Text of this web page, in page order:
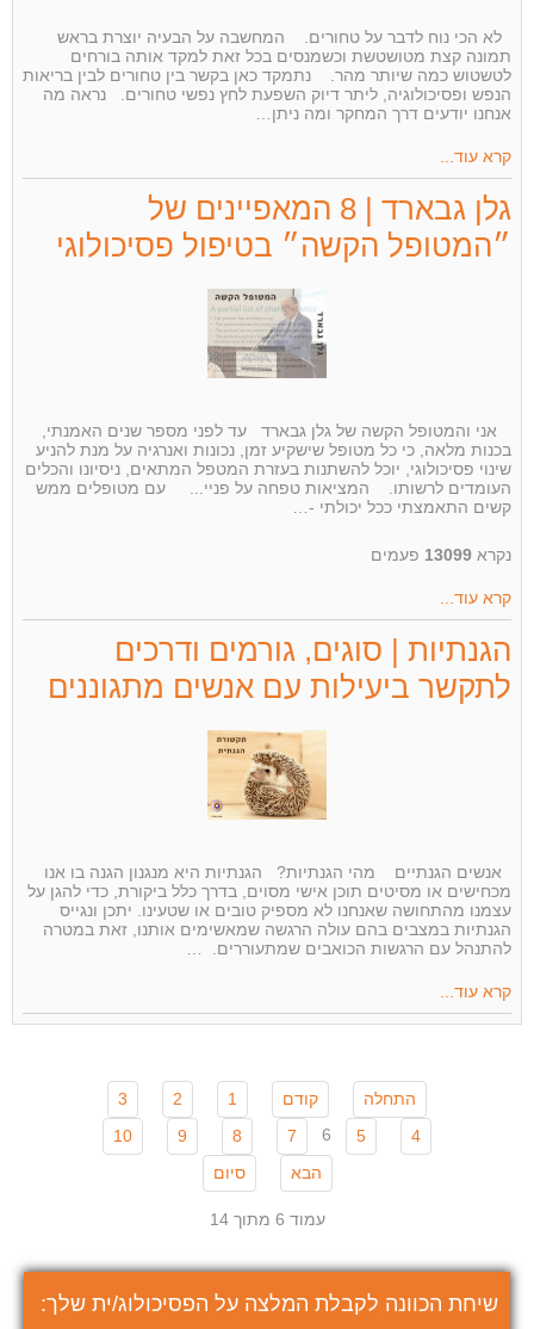
לא הכי נוח לדבר על טחורים. המחשבה על הבעיה יוצרת בראש
תמונה קצת מטושטשת וכשמנסים בכל זאת למקד אותה בורחים
לטשטוש כמה שיותר מהר. נתמקד כאן בקשר בין טחורים לבין בריאות
הנפש ופסיכולוגיה, ליתר דיוק השפעת לחץ נפשי טחורים. נראה מה
אנחנו יודעים דרך המחקר ומה ניתן…
קרא עוד...
גלן גבארד | 8 המאפיינים של
״המטופל הקשה״ בטיפול פסיכולוגי
אני והמטופל הקשה של גלן גבארד עד לפני מספר שנים האמנתי,
בכנות מלאה, כי כל מטופל שישקיע זמן, נכונות ואנרגיה על מנת להניע
שינוי פסיכולוגי, יוכל להשתנות בעזרת המטפל המתאים, ניסיונו והכלים
העומדים לרשותו. המציאות טפחה על פניי... עם מטופלים ממש
קשים התאמצתי ככל יכולתי -…
נקרא 13099 פעמים
קרא עוד...
הגנתיות | סוגים, גורמים ודרכים
לתקשר ביעילות עם אנשים מתגוננים
אנשים הגנתיים מהי הגנתיות? הגנתיות היא מנגנון הגנה בו אנו
מכחישים או מסיטים תוכן אישי מסוים, בדרך כלל ביקורת, כדי להגן על
עצמנו מהתחושה שאנחנו לא מספיק טובים או שטעינו. יתכן ונגייס
הגנתיות במצבים בהם עולה הרגשה שמאשימים אותנו, זאת במטרה
להתנהל עם הרגשות הכואבים שמתעוררים. …
קרא עוד...
התחלה קודם 1
2
3
4
5
6
7
8
9
10
הבא
סיום
עמוד 6 מתוך 14
שיחת הכוונה לקבלת המלצה על הפסיכולוג/ית שלך: